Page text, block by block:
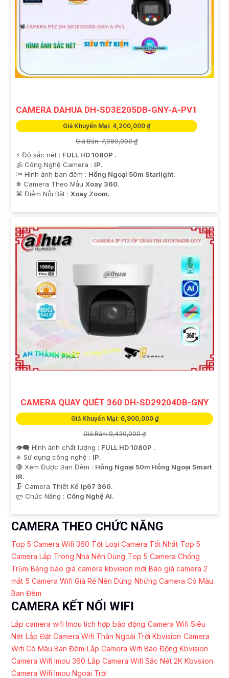
CAMERA DAHUA DH-SD3E205DB-GNY-A-PV1
Giá Khuyến Mại: 4,200,000 ₫
Giá Bán: 7,980,000 ₫
️⚡ Độ sắc nét : FULL HD 1080P .
🕉️ Công Nghệ Camera : IP.
🔦 Hình ảnh ban đêm : Hồng Ngoại 50m Starlight.
❄ Camera Theo Mẫu Xoay 360.
️⌘ Điểm Nỗi Bật : Xoay Zoom.
CAMERA QUAY QUÉT 360 DH-SD29204DB-GNY
Giá Khuyến Mại: 6,900,000 ₫
Giá Bán: 9,430,000 ₫
👁️‍🗨 Hình ảnh chất lượng : FULL HD 1080P .
✳️ Sử dụng công nghệ : IP.
🔴 Xem Được Ban Đêm : Hồng Ngoại 50m Hồng Ngoại Smart
IR.
🗜️ Camera Thiết Kế Ip67 360.
️ლ Chức Năng : Công Nghệ AI.
CAMERA THEO CHỨC NĂNG
Top 5 Camera Wifi 360 Tốt Loại Camera Tốt Nhất Top 5
Camera Lắp Trong Nhà Nên Dùng Top 5 Camera Chống
Trộm Bảng báo giá camera kbvision mới Báo giá camera 2
mắt 5 Camera Wifi Giá Rẻ Nên Dùng Những Camera Có Màu
Ban Đêm
CAMERA KẾT NỐI WIFI
Lắp camera wifi Imou tích hợp báo động Camera Wifi Siêu
Nét Lắp Đặt Camera Wifi Thân Ngoài Trời Kbvision Camera
Wifi Có Màu Ban Đêm Lắp Camera Wifi Báo Động Kbvision
Camera Wifi Imou 360 Lắp Camera Wifi Sắc Nét 2K Kbvsiion
Camera Wifi Imou Ngoài Trời